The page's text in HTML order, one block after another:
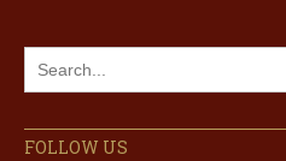
FOLLOW US